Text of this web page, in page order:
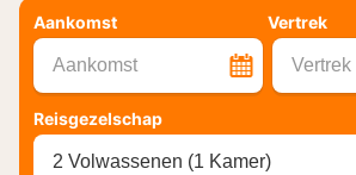
Aankomst Vertrek
Aankomst Vertrek
Reisgezelschap
2 Volwassenen (1 Kamer)